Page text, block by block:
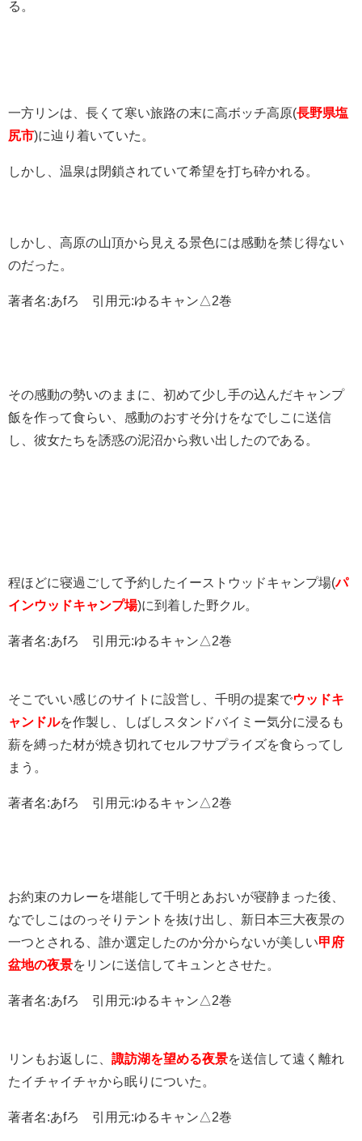
る。
一方リンは、長くて寒い旅路の末に高ボッチ高原(長野県塩
尻市)に辿り着いていた。
しかし、温泉は閉鎖されていて希望を打ち砕かれる。
しかし、高原の山頂から見える景色には感動を禁じ得ない
のだった。
著者名:あfろ 引用元:ゆるキャン△2巻
その感動の勢いのままに、初めて少し手の込んだキャンプ
飯を作って食らい、感動のおすそ分けをなでしこに送信
し、彼女たちを誘惑の泥沼から救い出したのである。
程ほどに寝過ごして予約したイーストウッドキャンプ場(パ
インウッドキャンプ場)に到着した野クル。
著者名:あfろ 引用元:ゆるキャン△2巻
そこでいい感じのサイトに設営し、千明の提案でウッドキ
ャンドルを作製し、しばしスタンドバイミー気分に浸るも
薪を縛った材が焼き切れてセルフサプライズを食らってし
まう。
著者名:あfろ 引用元:ゆるキャン△2巻
お約束のカレーを堪能して千明とあおいが寝静まった後、
なでしこはのっそりテントを抜け出し、新日本三大夜景の
一つとされる、誰か選定したのか分からないが美しい甲府
盆地の夜景をリンに送信してキュンとさせた。
著者名:あfろ 引用元:ゆるキャン△2巻
リンもお返しに、 諏訪湖を望める夜景を送信して遠く離れ
たイチャイチャから眠りについた。
著者名:あfろ 引用元:ゆるキャン△2巻